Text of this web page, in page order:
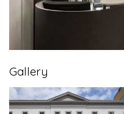
Gallery